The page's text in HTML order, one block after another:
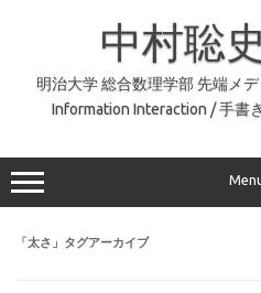
中村聡
明治大学 総合数理学部 先端メ
Information Interaction / 手書
「太さ 」タグアーカイブ